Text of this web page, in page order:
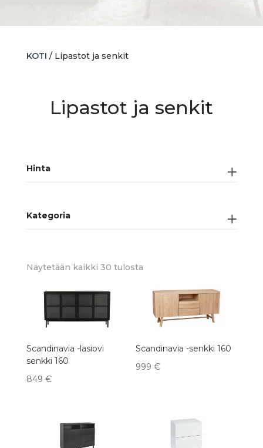
KOTI / Lipastot ja senkit
Lipastot ja senkit
Hinta
Kategoria
Näytetään kaikki 30 tulostaSorted
latest
Scandinavia -lasiovi
senkki 160
849 €
Scandinavia -senkki 160
999€